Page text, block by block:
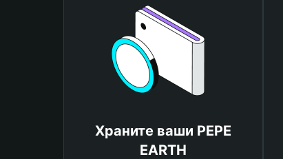
Храните ваши PEPE
EARTH